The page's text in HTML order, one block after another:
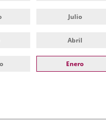
Julio
Abril
Enero